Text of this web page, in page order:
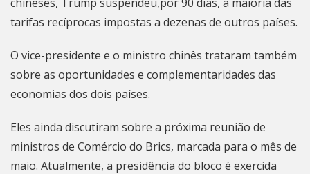
tarifas recíprocas impostas a dezenas de outros países.
O vice-presidente e o ministro chinês trataram também
sobre as oportunidades e complementaridades das
economias dos dois países.
Eles ainda discutiram sobre a próxima reunião de
ministros de Comércio do Brics, marcada para o mês de
maio. Atualmente, a presidência do bloco é exercida